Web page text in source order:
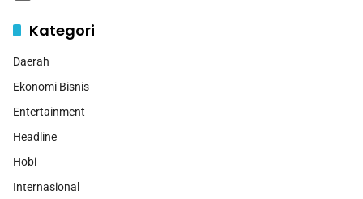
Kategori
Daerah
Ekonomi Bisnis
Entertainment
Headline
Hobi
Internasional